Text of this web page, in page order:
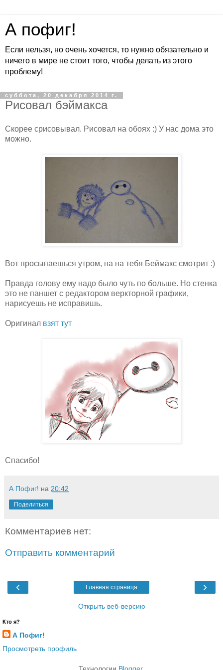
А пофиг!
Если нельзя, но очень хочется, то нужно обязательно и
ничего в мире не стоит того, чтобы делать из этого
проблему!
суббота, 20 декабря 2014 г.
Рисовал бэймакса
Скорее срисовывал. Рисовал на обоях :) У нас дома это
можно.
Вот просыпаешься утром, на на тебя Беймакс смотрит :)
Правда голову ему надо было чуть по больше. Но стенка
это не паншет с редактором веркторной графики,
нарисуешь не исправишь.
Оригинал взят тут
Спасибо!
А Пофиг! на 20:42
Поделиться
Комментариев нет:
Отправить комментарий
‹ ›
Главная страница
Открыть веб-версию
Кто я?
А Пофиг!
Просмотреть профиль